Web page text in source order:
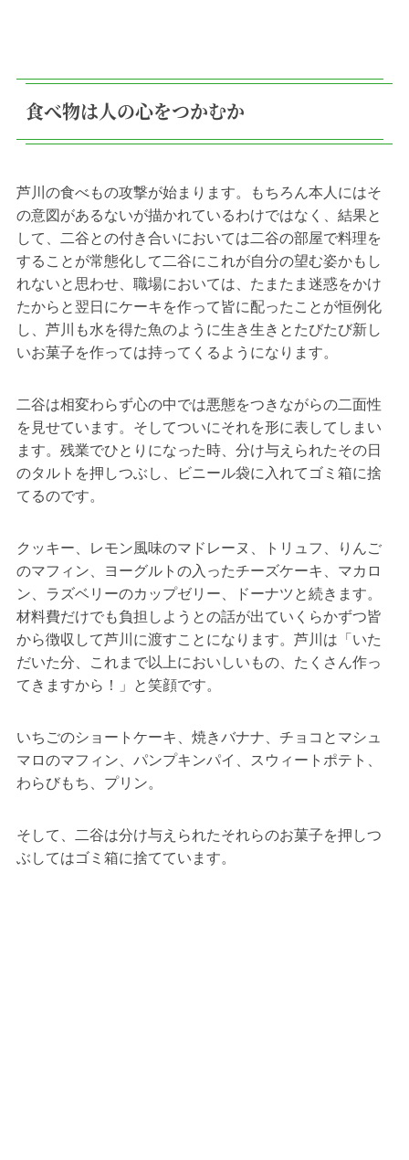
食べ物は人の心をつかむか
芦川の食べもの攻撃が始まります。もちろん本人にはそ
の意図があるないが描かれているわけではなく、結果と
して、二谷との付き合いにおいては二谷の部屋で料理を
することが常態化して二谷にこれが自分の望む姿かもし
れないと思わせ、職場においては、たまたま迷惑をかけ
たからと翌日にケーキを作って皆に配ったことが恒例化
し、芦川も水を得た魚のように生き生きとたびたび新し
いお菓子を作っては持ってくるようになります。
二谷は相変わらず心の中では悪態をつきながらの二面性
を見せています。そしてついにそれを形に表してしまい
ます。残業でひとりになった時、分け与えられたその日
のタルトを押しつぶし、ビニール袋に入れてゴミ箱に捨
てるのです。
クッキー、レモン風味のマドレーヌ、トリュフ、りんご
のマフィン、ヨーグルトの入ったチーズケーキ、マカロ
ン、ラズベリーのカップゼリー、ドーナツと続きます。
材料費だけでも負担しようとの話が出ていくらかずつ皆
から徴収して芦川に渡すことになります。芦川は「いた
だいた分、これまで以上においしいもの、たくさん作っ
てきますから！」と笑顔です。
いちごのショートケーキ、焼きバナナ、チョコとマシュ
マロのマフィン、パンプキンパイ、スウィートポテト、
わらびもち、プリン。
そして、二谷は分け与えられたそれらのお菓子を押しつ
ぶしてはゴミ箱に捨てています。